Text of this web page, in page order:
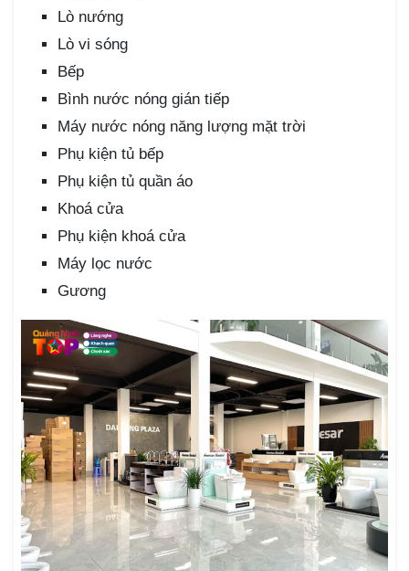
Lò nướng
Lò vi sóng
Bếp
Bình nước nóng gián tiếp
Máy nước nóng năng lượng mặt trời
Phụ kiện tủ bếp
Phụ kiện tủ quần áo
Khoá cửa
Phụ kiện khoá cửa
Máy lọc nước
Gương